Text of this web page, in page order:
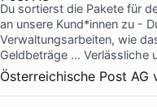
Du sortierst die Pakete für
an unsere Kund*innen zu -
Verwaltungsarbeiten, wie
Geldbeträge … Verlässliche
Österreichische Post AG